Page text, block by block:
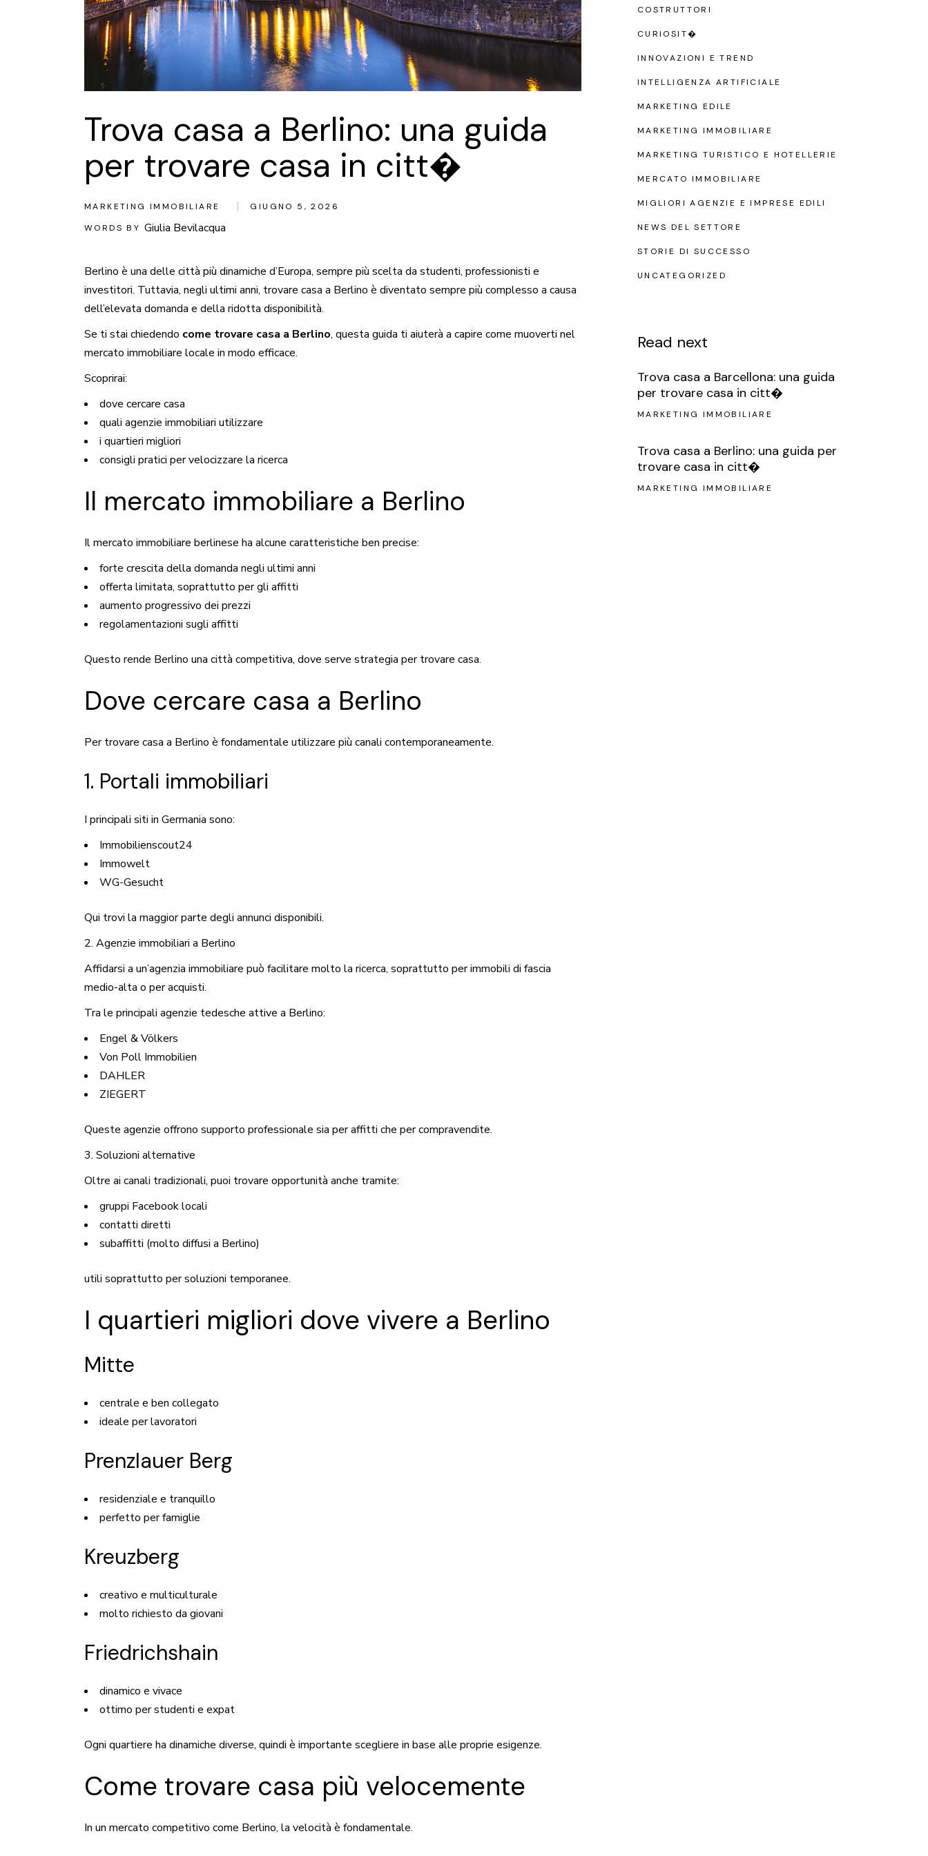
Trova casa a Berlino: una guida
per trovare casa in citt�
MARKETING IMMOBILIARE
GIUGNO 5, 2026
WORDS BY Giulia Bevilacqua
Berlino è una delle città più dinamiche d’Europa, sempre più scelta da studenti, professionisti e
investitori. Tuttavia, negli ultimi anni, trovare casa a Berlino è diventato sempre più complesso a causa
dell’elevata domanda e della ridotta disponibilità.
Se ti stai chiedendo come trovare casa a Berlino, questa guida ti aiuterà a capire come muoverti nel
mercato immobiliare locale in modo efficace.
Scoprirai:
dove cercare casa
quali agenzie immobiliari utilizzare
i quartieri migliori
consigli pratici per velocizzare la ricerca
Il mercato immobiliare a Berlino
Il mercato immobiliare berlinese ha alcune caratteristiche ben precise:
forte crescita della domanda negli ultimi anni
offerta limitata, soprattutto per gli affitti
aumento progressivo dei prezzi
regolamentazioni sugli affitti
Questo rende Berlino una città competitiva, dove serve strategia per trovare casa.
Dove cercare casa a Berlino
Per trovare casa a Berlino è fondamentale utilizzare più canali contemporaneamente.
1. Portali immobiliari
I principali siti in Germania sono:
Immobilienscout24
Immowelt
WG-Gesucht
Qui trovi la maggior parte degli annunci disponibili.
2. Agenzie immobiliari a Berlino
Affidarsi a un’agenzia immobiliare può facilitare molto la ricerca, soprattutto per immobili di fascia
medio-alta o per acquisti.
Tra le principali agenzie tedesche attive a Berlino:
Engel & Völkers
Von Poll Immobilien
DAHLER
ZIEGERT
Queste agenzie offrono supporto professionale sia per affitti che per compravendite.
3. Soluzioni alternative
Oltre ai canali tradizionali, puoi trovare opportunità anche tramite:
gruppi Facebook locali
contatti diretti
subaffitti (molto diffusi a Berlino)
utili soprattutto per soluzioni temporanee.
I quartieri migliori dove vivere a Berlino
Mitte
centrale e ben collegato
ideale per lavoratori
Prenzlauer Berg
residenziale e tranquillo
perfetto per famiglie
Kreuzberg
creativo e multiculturale
molto richiesto da giovani
Friedrichshain
dinamico e vivace
ottimo per studenti e expat
Ogni quartiere ha dinamiche diverse, quindi è importante scegliere in base alle proprie esigenze.
Come trovare casa più velocemente
In un mercato competitivo come Berlino, la velocità è fondamentale.
COSTRUTTORI
CURIOSIT�
INNOVAZIONI E TREND
INTELLIGENZA ARTIFICIALE
MARKETING EDILE
MARKETING IMMOBILIARE
MARKETING TURISTICO E HOTELLERIE
MERCATO IMMOBILIARE
MIGLIORI AGENZIE E IMPRESE EDILI
NEWS DEL SETTORE
STORIE DI SUCCESSO
UNCATEGORIZED
Read next
Trova casa a Barcellona: una guida
per trovare casa in citt�
MARKETING IMMOBILIARE
Trova casa a Berlino: una guida per
trovare casa in citt�
MARKETING IMMOBILIARE